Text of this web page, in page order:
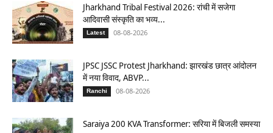
Jharkhand Tribal Festival 2026: रांची में सजेगा
आदिवासी संस्कृति का भव्य...
Latest 08-08-2026
JPSC JSSC Protest Jharkhand: झारखंड छात्र आंदोलन
में नया विवाद, ABVP...
Ranchi 08-08-2026
Saraiya 200 KVA Transformer: सरिया में बिजली समस्या